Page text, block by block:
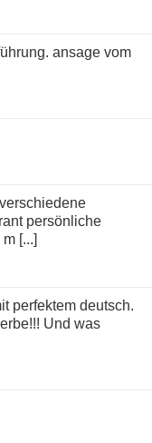
persönliche
[...]
Und was